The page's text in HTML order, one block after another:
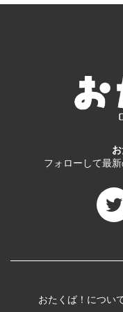
フォローして最
おたくば！につい